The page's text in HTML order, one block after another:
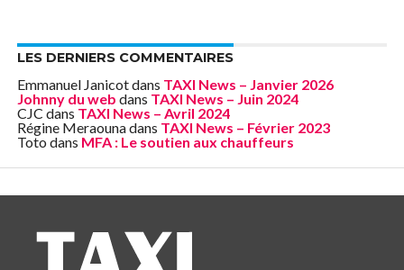
LES DERNIERS COMMENTAIRES
Emmanuel Janicotdans TAXI News – Janvier 2026
Johnny du web dans TAXI News – Juin 2024
CJC dans TAXI News – Avril 2024
Régine Meraounadans TAXI News – Février 2023
Toto dans MFA : Le soutien aux chauffeurs